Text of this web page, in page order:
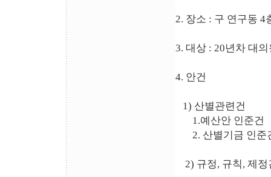
2. 장소 : 구 연구동 4
3. 대상 : 20년차 대
4. 안건
1) 산별관련건
1.예산안 인준건
2. 산별기금 인준
2) 규정, 규칙, 제정